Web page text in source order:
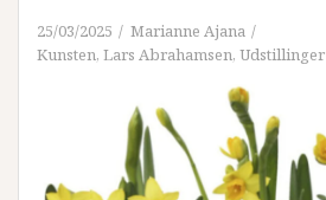
25/03/2025
Marianne Ajana
Kunsten, Lars Abrahamsen, Udstillinger